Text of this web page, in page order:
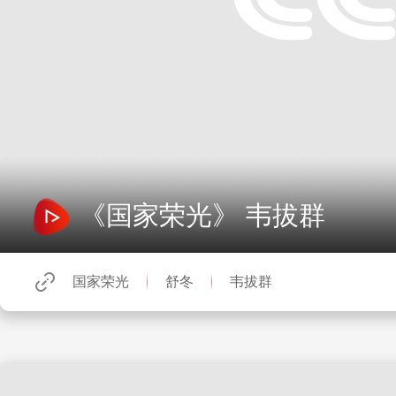
《国家荣光》 韦拔群
国家荣光 舒冬 韦拔群